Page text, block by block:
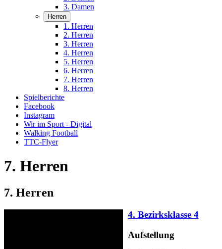
3. Damen
Herren
1. Herren
2. Herren
3. Herren
4. Herren
5. Herren
6. Herren
7. Herren
8. Herren
Spielberichte
Facebook
Instagram
Wir im Sport - Digital
Walking Football
TTC-Flyer
7. Herren
7. Herren
4. Bezirksklasse 4
Aufstellung